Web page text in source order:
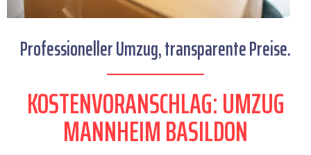
Professioneller Umzug, transparente Preise.
KOSTENVORANSCHLAG: UMZUG
MANNHEIM BASILDON